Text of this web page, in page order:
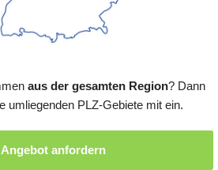
aus der gesamten Region? Dann
umliegenden PLZ-Gebiete mit ein.
Angebot anfordern